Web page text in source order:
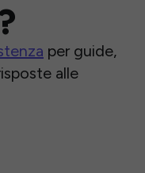
per guide,
alle